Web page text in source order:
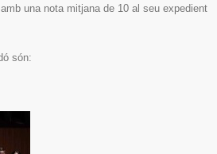
una nota mitjana de 10 al seu expedient
són: